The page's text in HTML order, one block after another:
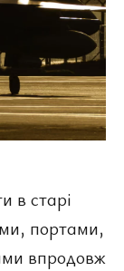
в старі
портами,
впродовж